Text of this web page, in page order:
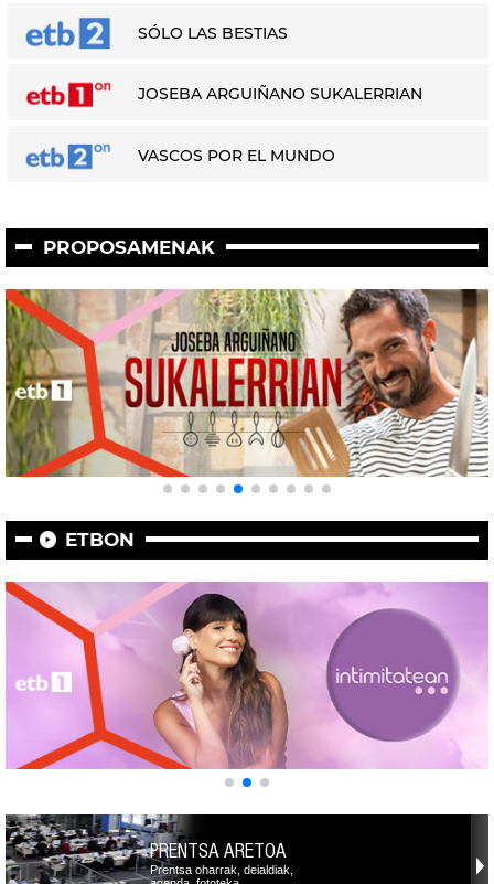
SÓLO LAS BESTIAS
JOSEBA ARGUIÑANO SUKALERRIAN
VASCOS POR EL MUNDO
PROPOSAMENAK
ETBON
PRENTSA ARETOA
Prentsa oharrak, deialdiak,